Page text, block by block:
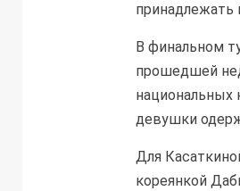
принадлежать
В финальном
прошедшей
национальных
девушки
Для
кореянкой